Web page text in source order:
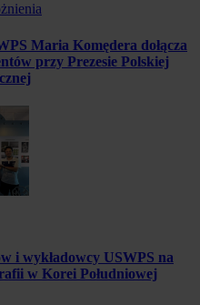
Maria Komędera dołącza
przy Prezesie Polskiej
i wykładowcy USWPS na
w Korei Południowej